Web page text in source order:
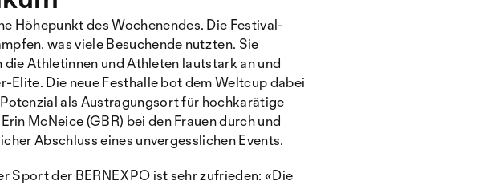
Höhepunkt des Wochenendes. Die Festival-
was viele Besuchende nutzten. Sie
Athletinnen und Athleten lautstark an und
Die neue Festhalle bot dem Weltcup dabei
als Austragungsort für hochkarätige
McNeice (GBR) bei den Frauen durch und
Abschluss eines unvergesslichen Events.
Sport der BERNEXPO ist sehr zufrieden: «Die